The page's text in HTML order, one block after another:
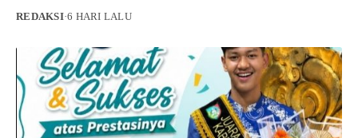
REDAKSI·6 HARI LALU